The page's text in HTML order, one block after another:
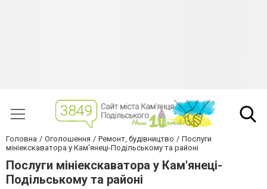
Головна Оголошення Ремонт, будівництво
Послуги
мініекскаватора у Кам'янеці-Подільському та районі
Послуги мініекскаватора у Кам'янеці-
Подільському та районі